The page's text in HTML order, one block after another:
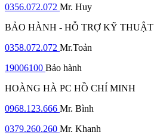
0356.072.072 Mr. Huy
BẢO HÀNH - HỖ TRỢ KỸ THUẬT
0358.072.072 Mr.Toản
19006100 Bảo hành
HOÀNG HÀ PC HỒ CHÍ MINH
0968.123.666 Mr. Bình
0379.260.260 Mr. Khanh